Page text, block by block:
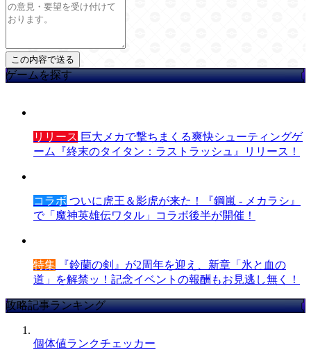
ゲームを探す
リリース 巨大メカで撃ちまくる爽快シューティングゲ
ーム『終末のタイタン：ラストラッシュ』リリース！
コラボ ついに虎王＆影虎が来た！『鋼嵐 - メカラシ』
で「魔神英雄伝ワタル」コラボ後半が開催！
特集 『鈴蘭の剣』が2周年を迎え、新章「氷と血の
道」を解禁ッ！記念イベントの報酬もお見逃し無く！
攻略記事ランキング
個体値ランクチェッカー